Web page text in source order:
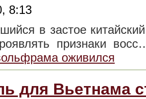
8:13
в застое
признаки
оживился
для Вьетнама